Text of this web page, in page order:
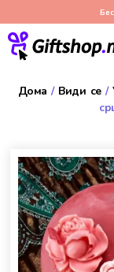
Дома / Види се/